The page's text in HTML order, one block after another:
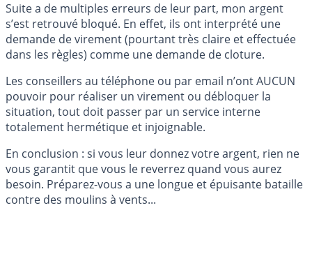
Suite a de multiples erreurs de leur part, mon argent
s’est retrouvé bloqué. En effet, ils ont interprété une
demande de virement (pourtant très claire et effectuée
dans les règles) comme une demande de cloture.
Les conseillers au téléphone ou par email n’ont AUCUN
pouvoir pour réaliser un virement ou débloquer la
situation, tout doit passer par un service interne
totalement hermétique et injoignable.
En conclusion : si vous leur donnez votre argent, rien ne
vous garantit que vous le reverrez quand vous aurez
besoin. Préparez-vous a une longue et épuisante bataille
contre des moulins à vents...